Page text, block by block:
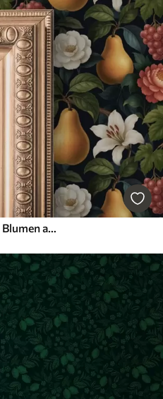
Tapeten Barocke Früchte und Blumen auf einem dramatischen dunklen Hintergrund